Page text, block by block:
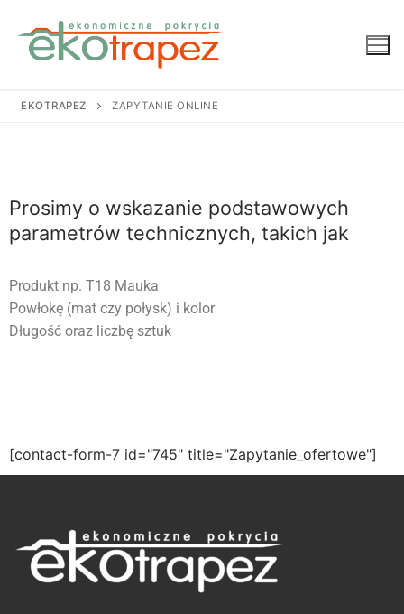
EKOTRAPEZ ZAPYTANIE ONLINE
Prosimy o wskazanie podstawowych
parametrów technicznych, takich jak
Produkt np. T18 Mauka
Powłokę (mat czy połysk) i kolor
Długość oraz liczbę sztuk
[contact-form-7 id="745" title="Zapytanie_ofertowe"]